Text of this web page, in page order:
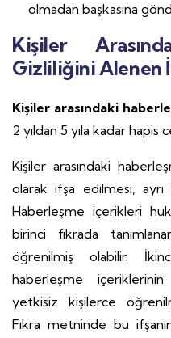
olmadan başkasına
Kişiler
Gizliliğini Alenen
Kişiler arasındaki
2 yıldan 5 yıla kadar
Kişiler arasındaki
olarak ifşa edilmesi, ayrı
Haberleşme içerikleri
birinci fıkrada
öğrenilmiş olabilir.
haberleşme içeriklerinin
yetkisiz kişilerce
Fıkra metninde bu